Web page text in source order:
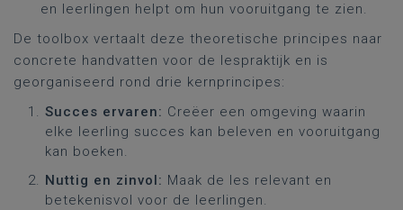
en leerlingen helpt om hun vooruitgang te zien.
De toolbox vertaalt deze theoretische principes naar
concrete handvatten voor de lespraktijk en is
georganiseerd rond drie kernprincipes:
Succes ervaren: Creëer een omgeving waarin
elke leerling succes kan beleven en vooruitgang
kan boeken.
Nuttig en zinvol: Maak de les relevant en
betekenisvol voor de leerlingen.